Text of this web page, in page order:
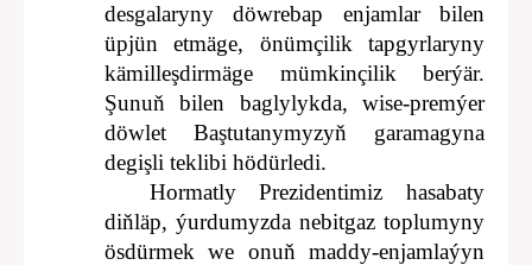
desgalaryny döwrebap enjamlar bilen
üpjün etmäge, önümçilik tapgyrlaryny
kämilleşdirmäge mümkinçilik berýär.
Şunuň bilen baglylykda, wise-premýer
döwlet Baştutanymyzyň garamagyna
degişli teklibi hödürledi.
Hormatly Prezidentimiz hasabaty
diňläp, ýurdumyzda nebitgaz toplumyny
ösdürmek we onuň maddy-enjamlaýyn